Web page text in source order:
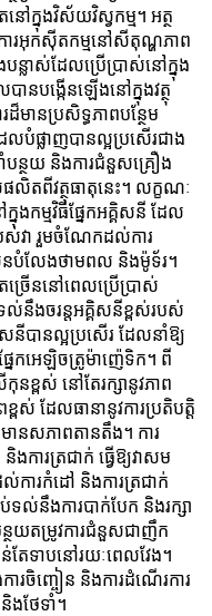
នៅក្នុងវិស័យវិស្វកម្ម។ អត្ថ
រអុកស៊ីតកម្មនៅសីតុណ្ហភាព
បន្លាស់ដែលប្រើប្រាស់នៅក្នុង
នបង្កើនឡើងនៅក្នុងវត្ថុ
ដ៏មានប្រសិទ្ធភាពបន្ថែម
លបំផ្លាញបានល្អប្រសើរជាង
បន្ថយ និងការជំនួសគ្រឿង
ផលិតពីវត្ថុធាតុនេះ។ លក្ខណៈ
ៅក្នុងកម្មវិធីផ្នែកអគ្គិសនី ដែល
ស់វា រួមចំណែកដល់ការ
ស៊ីនបំលែងថាមពល និងម៉ូទ័រ។
រើននៅពេលប្រើប្រាស់
ទល់នឹងចរន្តអគ្គិសនីខ្ពស់របស់
សនីបានល្អប្រសើរ ដែលនាំឱ្យ
ផ្នែកអេឡិចត្រូម៉ាញ៉េទិក។ ពី
ពស់ នៅតែរក្សានូវភាព
ស់ ដែលធានានូវការប្រតិបត្តិ
មានសភាពតានតឹង។ ការ
ារត្រជាក់ ធ្វើឱ្យវាសម
ការកំដៅ និងការត្រជាក់
ទល់នឹងការបាក់បែក និងរក្សា
ថយតម្រូវការជំនួសជាញឹក
តែទាបនៅរយៈពេលវែង។
រចិញ្ចៀន និងការដំណើរការ
ថែទាំ។